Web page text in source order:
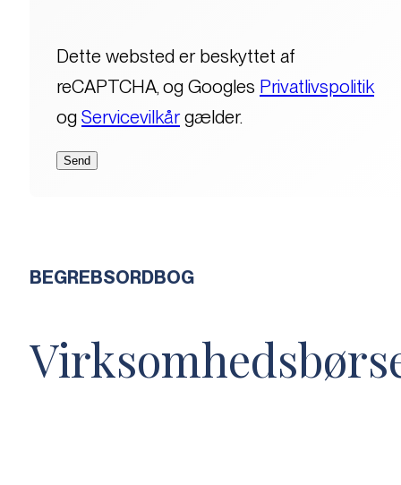
Dette websted er beskyttet af
reCAPTCHA, og Googles Privatlivspolitik
og Servicevilkårgælder.
BEGREBSORDBOG